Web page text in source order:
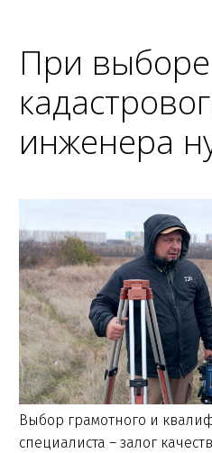
При выборе
инженера
Выбор грамотного и
специалиста – залог